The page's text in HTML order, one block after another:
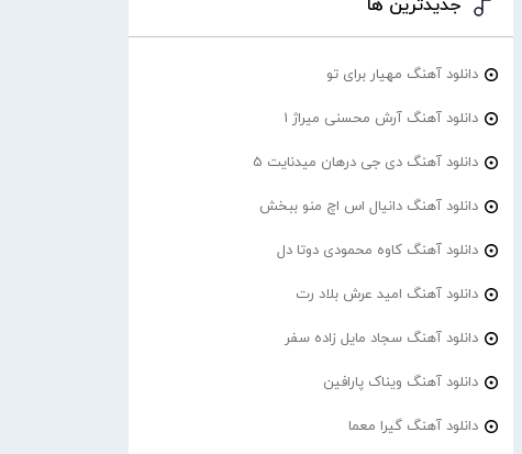
جدیدترین ها
دانلود آهنگ مهیار برای تو
دانلود آهنگ آرش محسنی میراژ 1
دانلود آهنگ دی جی درهان میدنایت 5
دانلود آهنگ دانیال اس اچ منو ببخش
دانلود آهنگ کاوه محمودی دوتا دل
دانلود آهنگ امید عرش بلاد رت
دانلود آهنگ سجاد مایل زاده سفر
دانلود آهنگ ویناک پارافین
دانلود آهنگ گیرا معما